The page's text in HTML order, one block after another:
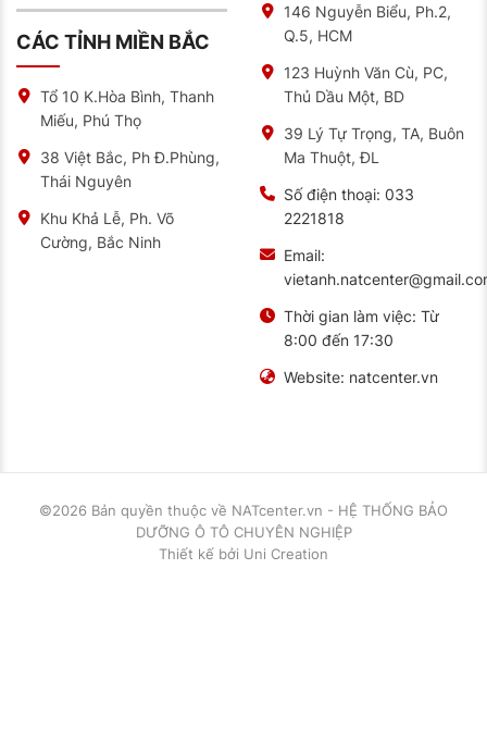
CÁC TỈNH MIỀN BẮC
Tổ 10 K.Hòa Bình, Thanh
Miếu, Phú Thọ
38 Việt Bắc, Ph Đ.Phùng,
Thái Nguyên
Khu Khả Lễ, Ph. Võ
Cường, Bắc Ninh
146 Nguyễn Biểu, Ph.2,
Q.5, HCM
123 Huỳnh Văn Cù, PC,
Thủ Dầu Một, BD
39 Lý Tự Trọng, TA, Buôn
Ma Thuột, ĐL
Số điện thoại: 033
2221818
Email:
Thời gian làm việc: Từ
8:00 đến 17:30
Website: natcenter.vn
©2026 Bản quyền thuộc về NATcenter.vn - HỆ THỐNG BẢO
DƯỠNG Ô TÔ CHUYÊN NGHIỆP
Thiết kế bởi Uni Creation